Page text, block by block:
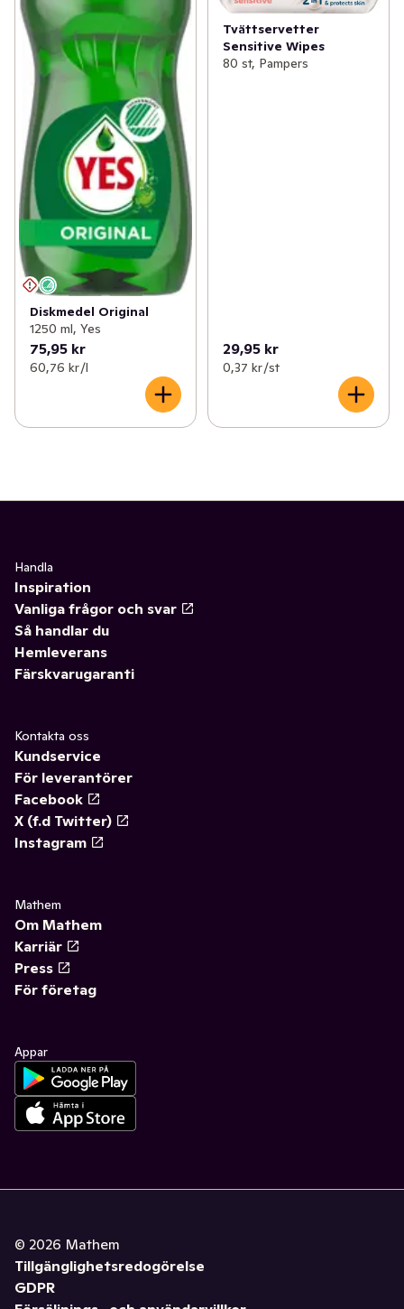
Diskmedel Original
1250 ml, Yes
75,95 kr
60,76 kr /l
Tvättservetter
Sensitive Wipes
80 st, Pampers
29,95 kr
0,37 kr /st
Handla
Inspiration
Vanliga frågor och svar
Så handlar du
Hemleverans
Färskvarugaranti
Kontakta oss
Kundservice
För leverantörer
Facebook
X (f.d Twitter)
Instagram
Mathem
Om Mathem
Karriär
Press
För företag
Appar
© 2026 Mathem
Tillgänglighetsredogörelse
GDPR